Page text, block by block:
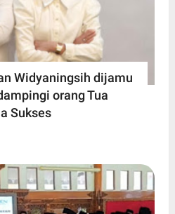
Widyaningsih dijamu
orang Tua
Sukses